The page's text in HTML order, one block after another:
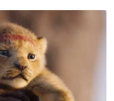
8.90 ലക്ഷം
സർവേ